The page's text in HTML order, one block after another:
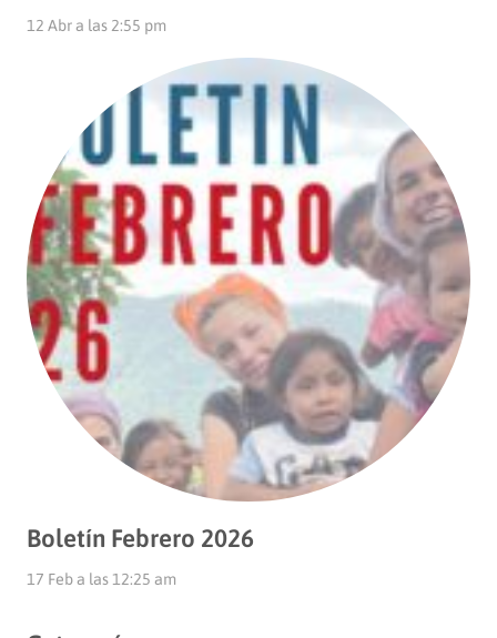
12 Abr a las 2:55 pm
Boletín Febrero 2026
17 Feb a las 12:25 am